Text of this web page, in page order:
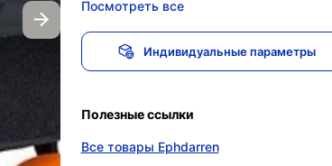
Посмотреть все
Индивидуальные параметры
Полезные ссылки
Все товары Ephdarren